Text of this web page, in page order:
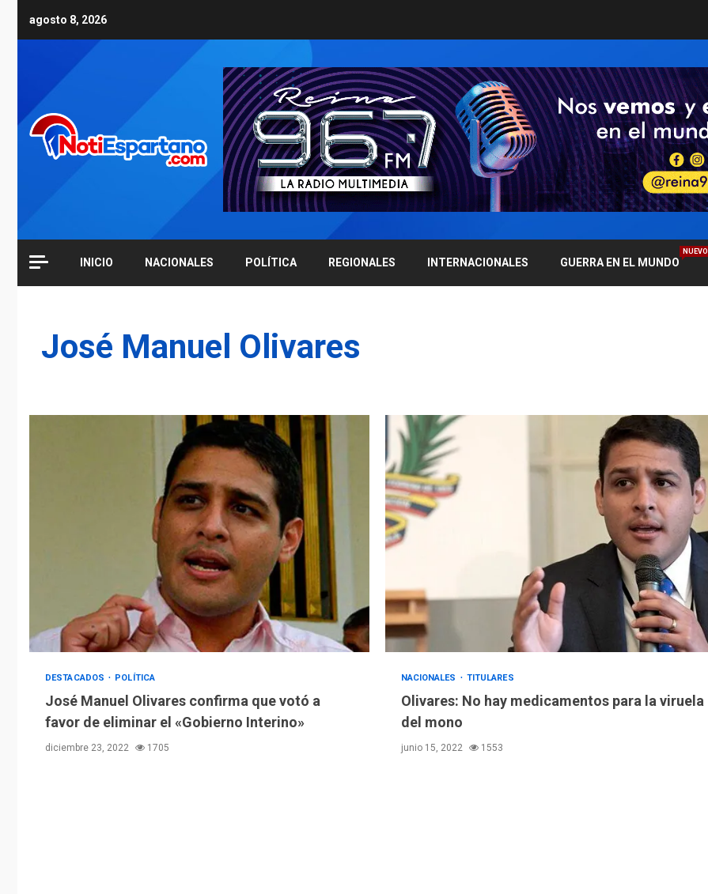
agosto 8, 2026
INICIO NACIONALES POLÍTICA REGIONALES INTERNACIONALES GUERRA EN EL MUNDO
NUEVO
José Manuel Olivares
DESTACADOS POLÍTICA
José Manuel Olivares confirma que votó a
favor de eliminar el «Gobierno Interino»
diciembre 23, 2022 1705
NACIONALES TITULARES
Olivares: No hay medicamentos para la viruela
del mono
junio 15, 2022 1553